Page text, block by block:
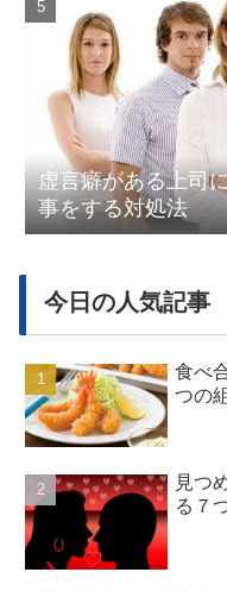
虚言癖がある上司
事をする対処法
今日の人気記
食べ
つの
見つ
る７